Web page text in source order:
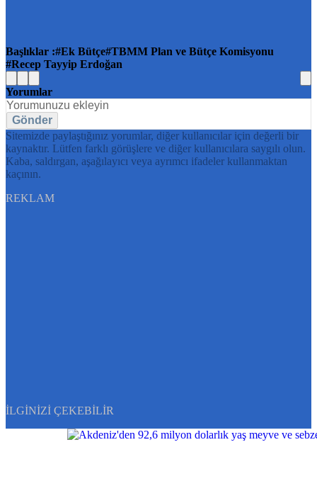
Başlıklar : Ek Bütçe TBMM Plan ve Bütçe Komisyonu
Recep Tayyip Erdoğan
Yorumlar
Gönder
Sitemizde paylaştığınız yorumlar, diğer kullanıcılar için değerli bir
kaynaktır. Lütfen farklı görüşlere ve diğer kullanıcılara saygılı olun.
Kaba, saldırgan, aşağılayıcı veya ayrımcı ifadeler kullanmaktan
kaçının.
REKLAM
İLGINIZI ÇEKEBILIR